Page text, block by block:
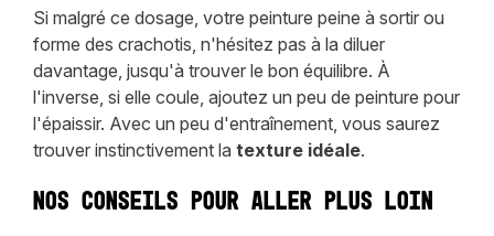
Si malgré ce dosage, votre peinture peine à sortir ou
forme des crachotis, n'hésitez pas à la diluer
davantage, jusqu'à trouver le bon équilibre. À
l'inverse, si elle coule, ajoutez un peu de peinture pour
l'épaissir. Avec un peu d'entraînement, vous saurez
trouver instinctivement la texture idéale.
Nos conseils pour aller plus loin